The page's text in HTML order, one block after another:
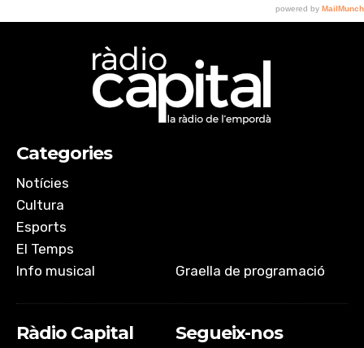
Categories
Notícies
Cultura
Esports
El Temps
Info musical
Graella de programació
Ràdio Capital Segueix-nos